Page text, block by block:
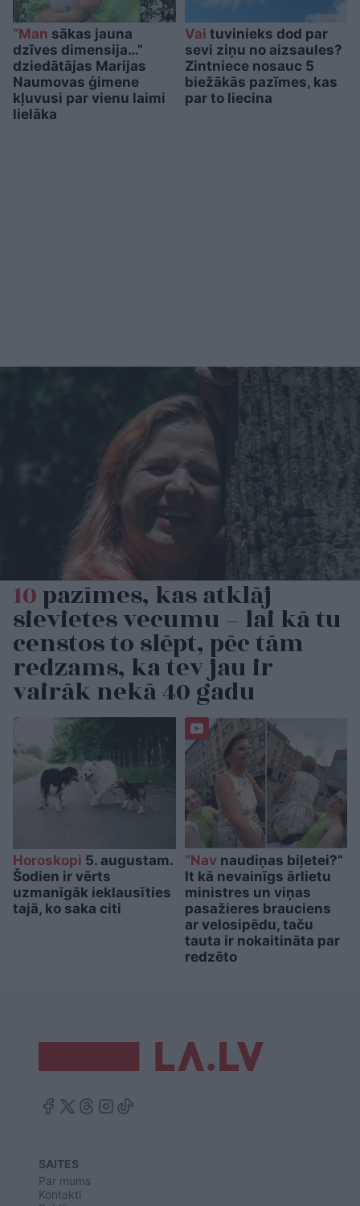
“Man sākas jauna
dzīves dimensija…”
dziedātājas Marijas
Naumovas ģimene
kļuvusi par vienu laimi
lielāka
Vai tuvinieks dod par
sevi ziņu no aizsaules?
Zintniece nosauc 5
biežākās pazīmes, kas
par to liecina
10pazīmes, kas atklāj
sievietes vecumu – lai kā tu
censtos to slēpt, pēc tām
redzams, ka tev jau ir
vairāk nekā 40 gadu
Horoskopi 5. augustam.
Šodien ir vērts
uzmanīgāk ieklausīties
tajā, ko saka citi
“Nav naudiņas biļetei?”
It kā nevainīgs ārlietu
ministres un viņas
pasažieres brauciens
ar velosipēdu, taču
tauta ir nokaitināta par
redzēto
SAITES
Par mums
Kontakti